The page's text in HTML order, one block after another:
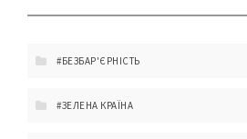
#БЕЗБАР'ЄРНІСТЬ
#ЗЕЛЕНА КРАЇНА